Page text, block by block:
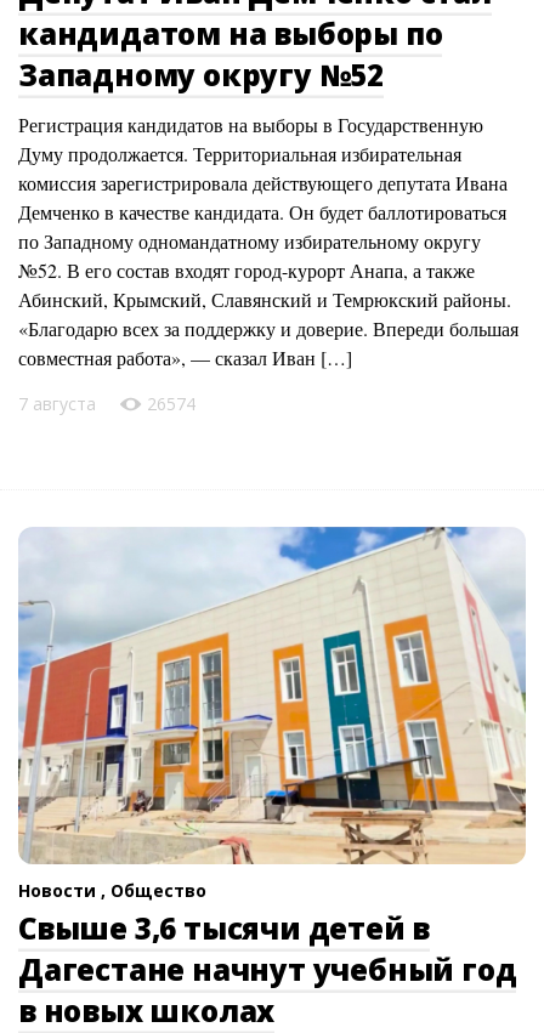
кандидатом на выборы по
Западному округу №52
Регистрация кандидатов на выборы в Государственную
Думу продолжается. Территориальная избирательная
комиссия зарегистрировала действующего депутата Ивана
Демченко в качестве кандидата. Он будет баллотироваться
по Западному одномандатному избирательному округу
№52. В его состав входят город-курорт Анапа, а также
Абинский, Крымский, Славянский и Темрюкский районы.
«Благодарю всех за поддержку и доверие. Впереди большая
совместная работа», — сказал Иван […]
7 августа 26574
Новости , Общество
Свыше 3,6 тысячи детей в
Дагестане начнут учебный год
в новых школах